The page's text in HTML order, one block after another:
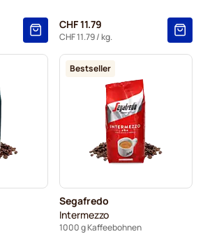
CHF 11.79
CHF 11.79/ kg.
Bestseller
Segafredo
Intermezzo
1000 g Kaffeebohnen